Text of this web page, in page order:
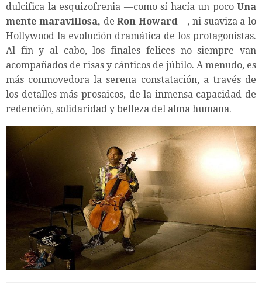
dulcifica la esquizofrenia —como sí hacía un poco Una
mente maravillosa, deRon Howard—, ni suaviza a lo
Hollywood la evolución dramática de los protagonistas.
Al fin y al cabo, los finales felices no siempre van
acompañados de risas y cánticos de júbilo. A menudo, es
más conmovedora la serena constatación, a través de
los detalles más prosaicos, de la inmensa capacidad de
redención, solidaridad y belleza del alma humana.